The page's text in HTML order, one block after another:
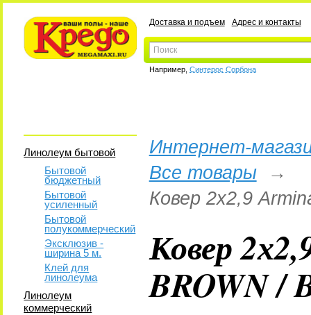
Доставка и подъем Адрес и контакты
Например, Синтерос Сорбона
Линолеум бытовой
Бытовой
бюджетный
Бытовой
усиленный
Бытовой
полукоммерческий
Эксклюзив -
ширина 5 м.
Клей для
линолеума
Линолеум
коммерческий
Интернет-
Все товары→
Ковер 2х2,9
Ковер
BROWN /